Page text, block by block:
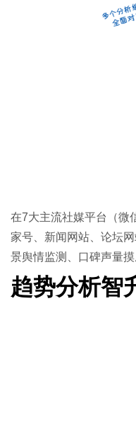
在7大主流社媒平台（微
家号、新闻网站、论坛
景舆情监测、口碑声量摸
趋势分析智